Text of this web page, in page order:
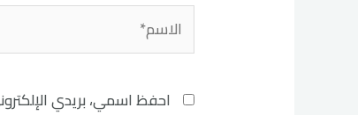
احفظ اسمي، بريدي